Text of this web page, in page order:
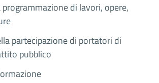
di lavori, opere,
partecipazione di portatori di
pubblico